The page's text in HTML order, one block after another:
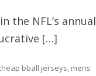
the NFL’s annual
[…]
bball jerseys, mens